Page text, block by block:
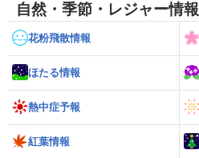
自然・季節・レジャー情報
花粉飛散情報
ほたる情報
熱中症予報
紅葉情報